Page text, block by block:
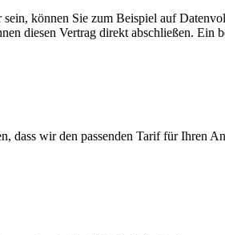
können Sie zum Beispiel auf
diesen Vertrag direkt abschließen. Ein
dass wir den passenden Tarif für Ihren